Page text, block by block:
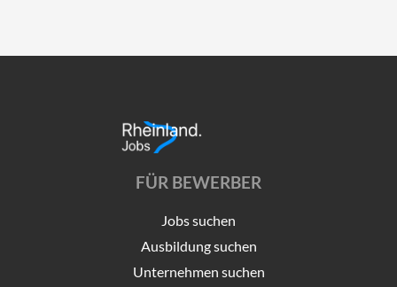
FÜR BEWERBER
Jobs suchen
Ausbildung suchen
Unternehmen suchen